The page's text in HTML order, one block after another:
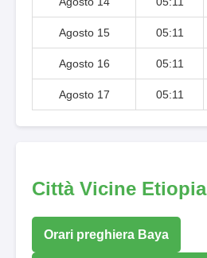
Agosto 15 05:11
Agosto 16 05:11
Agosto 17 05:11
Città Vicine Etiopia
Orari preghiera Baya